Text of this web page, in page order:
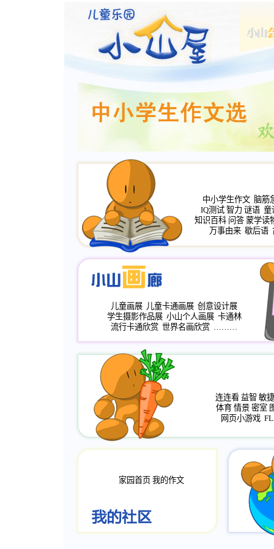
中小学生作文 脑筋
IQ测试 智力 谜语 童
知识百科 问答 蒙学读
万事由来 歇后语
儿童画展 儿童卡通画展 创意设计展
学生摄影作品展 小山个人画展 卡通林
流行卡通欣赏 世界名画欣赏 ………
连连看 益智 敏捷
体育 情景 密室
网页小游戏
家园首页 我的作文